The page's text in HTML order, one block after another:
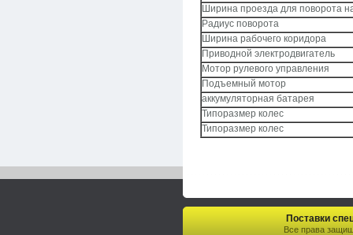
Ширина проезда для поворота
Радиус поворота
Ширина рабочего коридора
Приводной электродвигатель
Мотор рулевого управления
Подъемный мотор
аккумуляторная батарея
Типоразмер колес
Типоразмер колес
Поставки
Все права